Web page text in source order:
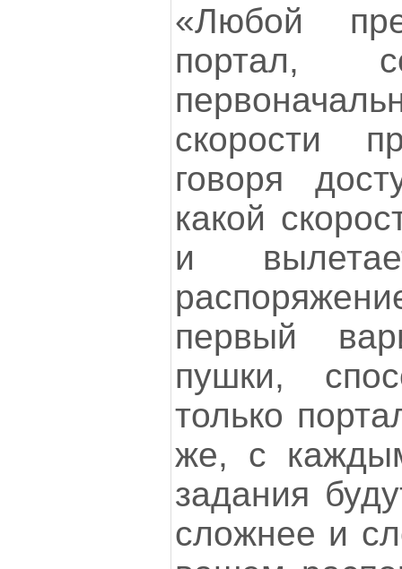
«Любой
портал,
скорости
говоря
какой
и
первый
пушки,
только
же, с
задания
сложнее и